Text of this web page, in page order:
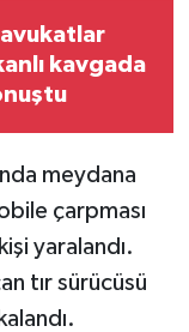
kavgada
meydana
çarpması
yaralandı.
tır sürücüsü